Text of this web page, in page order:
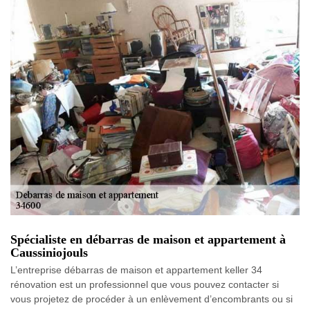
Spécialiste en débarras de maison et appartement à
Caussiniojouls
L’entreprise débarras de maison et appartement keller 34
rénovation est un professionnel que vous pouvez contacter si
vous projetez de procéder à un enlèvement d’encombrants ou si